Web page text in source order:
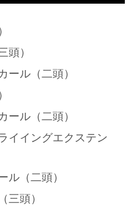
頭）
ール（二頭）
ール（二頭）
イイングエクステン
ル（二頭）
三頭）